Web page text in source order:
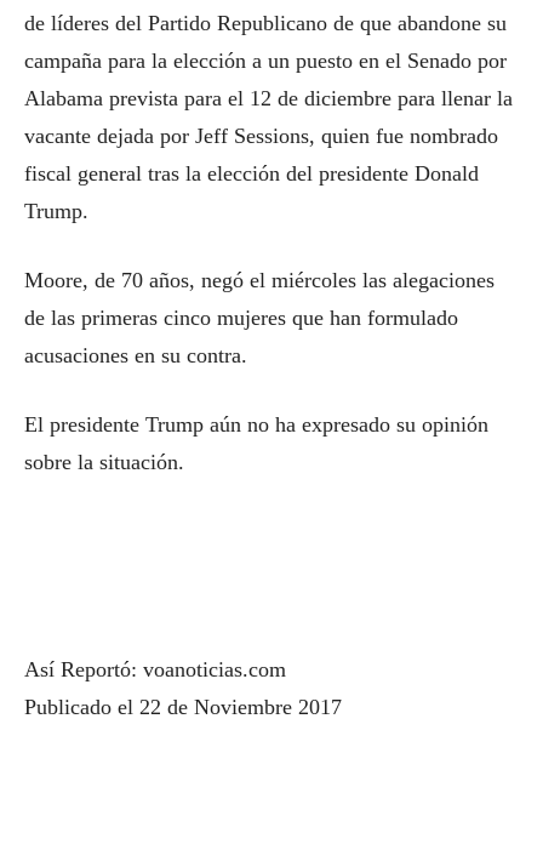
de líderes del Partido Republicano de que abandone su
campaña para la elección a un puesto en el Senado por
Alabama prevista para el 12 de diciembre para llenar la
vacante dejada por Jeff Sessions, quien fue nombrado
fiscal general tras la elección del presidente Donald
Trump.
Moore, de 70 años, negó el miércoles las alegaciones
de las primeras cinco mujeres que han formulado
acusaciones en su contra.
El presidente Trump aún no ha expresado su opinión
sobre la situación.
Así Reportó: voanoticias.com
Publicado el 22 de Noviembre 2017